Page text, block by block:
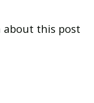
relató que serían
las 3:00 de la
Miguel, ella y otros
about this post